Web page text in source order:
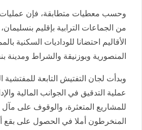
وحسب معطيات متطابقة، فإن عمليات
من الجماعات الترابية بإقليم
الأقاليم احتضانا للوداديات السكنية
المنصورية وبوزنيقة والشراط ومدينة
وبدأت لجان التفتيش التابعة للمفتشية
عملية التدقيق في الجوانب المالية
للمشاريع المتعثرة، والوقوف على مآل
المنخرطون أملا في الحصول على بقع